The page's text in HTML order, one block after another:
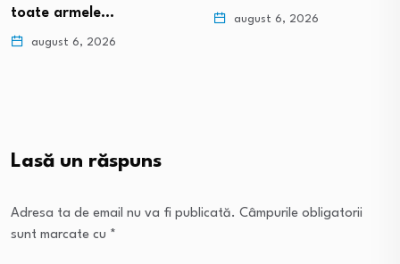
toate armele…
august 6, 2026
august 6, 2026
Lasă un răspuns
Adresa ta de email nu va fi publicată. Câmpurile obligatorii
sunt marcate cu *